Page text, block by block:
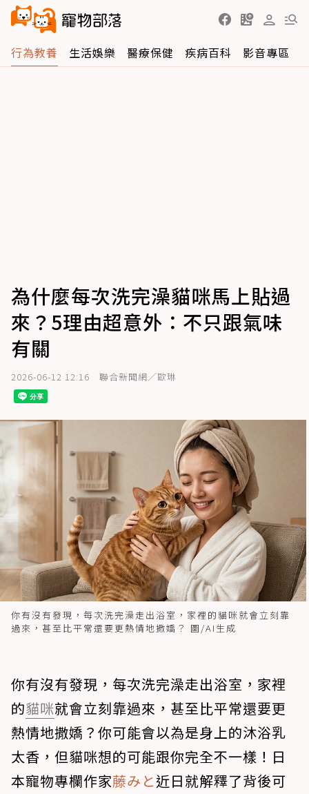
行為教養 生活娛樂 醫療保健 疾病百科 影音專區
為什麼每次洗完澡貓咪馬上貼過
來？5理由超意外：不只跟氣味
有關
2026-06-12 12:16 聯合新聞網／歐琳
你有沒有發現，每次洗完澡走出浴室，家裡的貓咪就會立刻靠
過來，甚至比平常還要更熱情地撒嬌？ 圖/AI生成
你有沒有發現，每次洗完澡走出浴室，家裡
的貓咪就會立刻靠過來，甚至比平常還要更
熱情地撒嬌？你可能會以為是身上的沐浴乳
太香，但貓咪想的可能跟你完全不一樣！日
本寵物專欄作家藤みと近日就解釋了背後可